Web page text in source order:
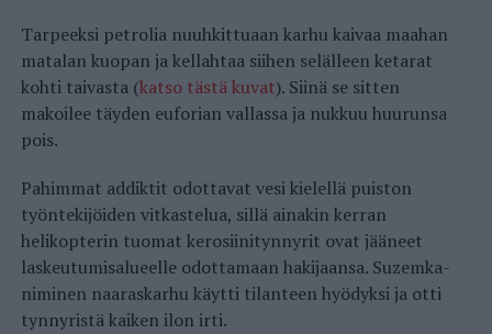
Tarpeeksi petrolia nuuhkittuaan karhu kaivaa maahan
matalan kuopan ja kellahtaa siihen selälleen ketarat
kohti taivasta (katso tästä kuvat). Siinä se sitten
makoilee täyden euforian vallassa ja nukkuu huurunsa
pois.
Pahimmat addiktit odottavat vesi kielellä puiston
työntekijöiden vitkastelua, sillä ainakin kerran
helikopterin tuomat kerosiinitynnyrit ovat jääneet
laskeutumisalueelle odottamaan hakijaansa. Suzemka-
niminen naaraskarhu käytti tilanteen hyödyksi ja otti
tynnyristä kaiken ilon irti.